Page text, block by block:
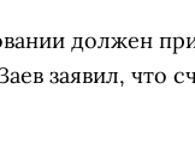
должен
заявил, что